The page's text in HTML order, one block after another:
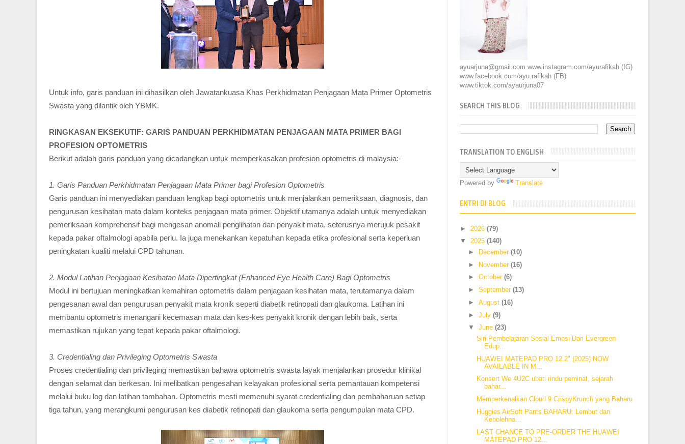
Untuk info, garis panduan ini dihasilkan oleh Jawatankuasa Khas Perkhidmatan Penjagaan Mata Primer Optometris
Swasta yang dilantik oleh YBMK.
RINGKASAN EKSEKUTIF: GARIS PANDUAN PERKHIDMATAN PENJAGAAN MATA PRIMER BAGI
PROFESION OPTOMETRIS
Berikut adalah garis panduan yang dicadangkan untuk memperkasakan profesion optometris di malaysia:-
1. Garis Panduan Perkhidmatan Penjagaan Mata Primer bagi Profesion Optometris
Garis panduan ini menyediakan panduan lengkap bagi optometris untuk menjalankan pemeriksaan, diagnosis, dan
pengurusan kesihatan mata dalam konteks penjagaan mata primer. Objektif utamanya adalah untuk menyediakan
pemeriksaan komprehensif bagi mengesan anomali penglihatan dan penyakit mata, seterusnya merujuk pesakit
kepada pakar oftalmologi apabila perlu. Ia juga menekankan kepatuhan kepada etika profesional serta keperluan
peningkatan kualiti melalui CPD tahunan.
2. Modul Latihan Penjagaan Kesihatan Mata Dipertingkat (Enhanced Eye Health Care) Bagi Optometris
Modul ini bertujuan meningkatkan kemahiran optometris dalam penjagaan kesihatan mata, terutamanya dalam
pengesanan awal dan pengurusan penyakit mata kronik seperti diabetik retinopati dan glaukoma. Latihan ini
membantu optometris menangani kecemasan mata dan kes-kes penyakit kronik dengan lebih baik, serta
memastikan rujukan yang tepat kepada pakar oftalmologi.
3. Credentialing dan Privileging Optometris Swasta
Proses credentialing dan privileging memastikan bahawa optometris swasta layak menjalankan prosedur klinikal
dengan selamat dan berkesan. Ini melibatkan pengesahan kelayakan profesional serta pemantauan kompetensi
melalui buku log dan latihan tambahan. Optometris mesti memenuhi syarat credentialing dan pembaharuan setiap
tiga tahun, yang merangkumi pengurusan kes diabetik retinopati dan glaukoma serta pengumpulan mata CPD.
ayuarjuna@gmail.com www.instagram.com/ayurafikah (IG)
www.facebook.com/ayu.rafikah (FB)
www.tiktok.com/ayaurjuna07
SEARCH THIS BLOG
TRANSLATION TO ENGLISH
Powered by Translate
ENTRI DI BLOG
► 2026(79)
▼2025(140)
►
December (10)
► November (16)
► October (6)
► September (13)
► August (16)
► July (9)
▼ June (23)
Siri Pembelajaran Sosial Emosi Dari Evergreen
Edup...
HUAWEI MATEPAD PRO 12.2" (2025) NOW
AVAILABLE IN M...
Konsert We 4U2C ubati rindu peminat, sejarah
bahar...
Memperkenalkan Cloud 9 CrispyKrunch yang Baharu
Huggies AirSoft Pants BAHARU: Lembut dan
Kebolehna...
LAST CHANCE TO PRE-ORDER THE HUAWEI
MATEPAD PRO 12...